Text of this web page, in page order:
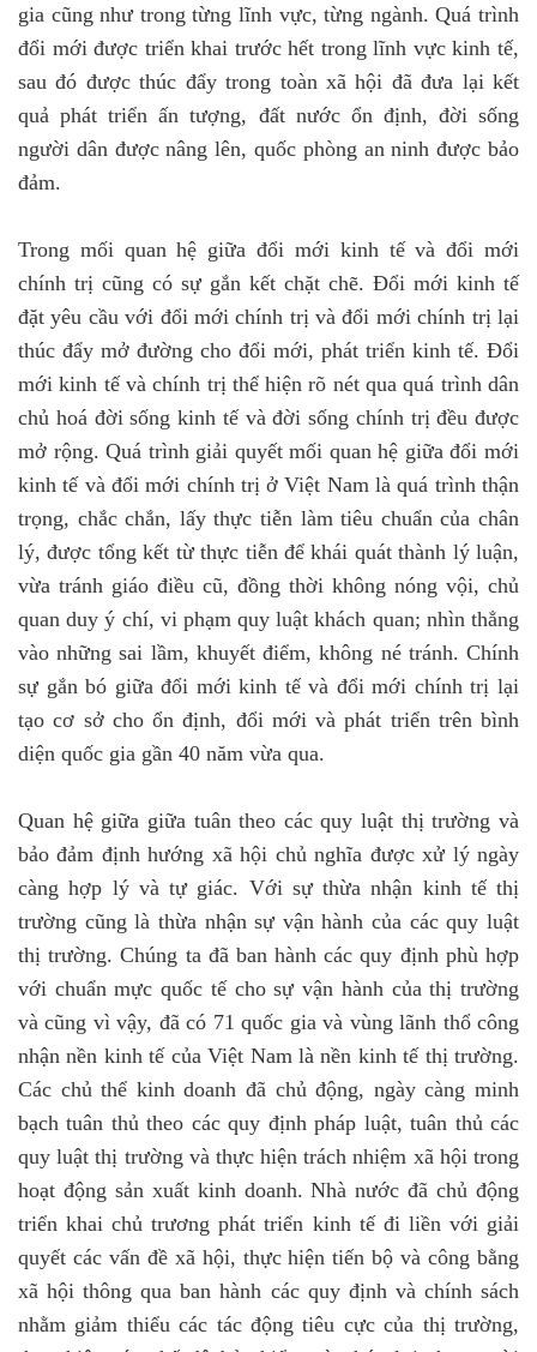
gia cũng như trong từng lĩnh vực, từng ngành. Quá trình
đổi mới được triển khai trước hết trong lĩnh vực kinh tế,
sau đó được thúc đẩy trong toàn xã hội đã đưa lại kết
quả phát triển ấn tượng, đất nước ổn định, đời sống
người dân được nâng lên, quốc phòng an ninh được bảo
đảm.
Trong mối quan hệ giữa đổi mới kinh tế và đổi mới
chính trị cũng có sự gắn kết chặt chẽ. Đổi mới kinh tế
đặt yêu cầu với đổi mới chính trị và đổi mới chính trị lại
thúc đẩy mở đường cho đổi mới, phát triển kinh tế. Đổi
mới kinh tế và chính trị thể hiện rõ nét qua quá trình dân
chủ hoá đời sống kinh tế và đời sống chính trị đều được
mở rộng. Quá trình giải quyết mối quan hệ giữa đổi mới
kinh tế và đổi mới chính trị ở Việt Nam là quá trình thận
trọng, chắc chắn, lấy thực tiễn làm tiêu chuẩn của chân
lý, được tổng kết từ thực tiễn để khái quát thành lý luận,
vừa tránh giáo điều cũ, đồng thời không nóng vội, chủ
quan duy ý chí, vi phạm quy luật khách quan; nhìn thẳng
vào những sai lầm, khuyết điểm, không né tránh. Chính
sự gắn bó giữa đổi mới kinh tế và đổi mới chính trị lại
tạo cơ sở cho ổn định, đổi mới và phát triển trên bình
diện quốc gia gần 40 năm vừa qua.
Quan hệ giữa giữa tuân theo các quy luật thị trường và
bảo đảm định hướng xã hội chủ nghĩa được xử lý ngày
càng hợp lý và tự giác. Với sự thừa nhận kinh tế thị
trường cũng là thừa nhận sự vận hành của các quy luật
thị trường. Chúng ta đã ban hành các quy định phù hợp
với chuẩn mực quốc tế cho sự vận hành của thị trường
và cũng vì vậy, đã có 71 quốc gia và vùng lãnh thổ công
nhận nền kinh tế của Việt Nam là nền kinh tế thị trường.
Các chủ thể kinh doanh đã chủ động, ngày càng minh
bạch tuân thủ theo các quy định pháp luật, tuân thủ các
quy luật thị trường và thực hiện trách nhiệm xã hội trong
hoạt động sản xuất kinh doanh. Nhà nước đã chủ động
triển khai chủ trương phát triển kinh tế đi liền với giải
quyết các vấn đề xã hội, thực hiện tiến bộ và công bằng
xã hội thông qua ban hành các quy định và chính sách
nhằm giảm thiểu các tác động tiêu cực của thị trường,